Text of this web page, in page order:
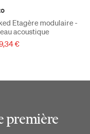
Etagère modulaire -
acoustique
€
première